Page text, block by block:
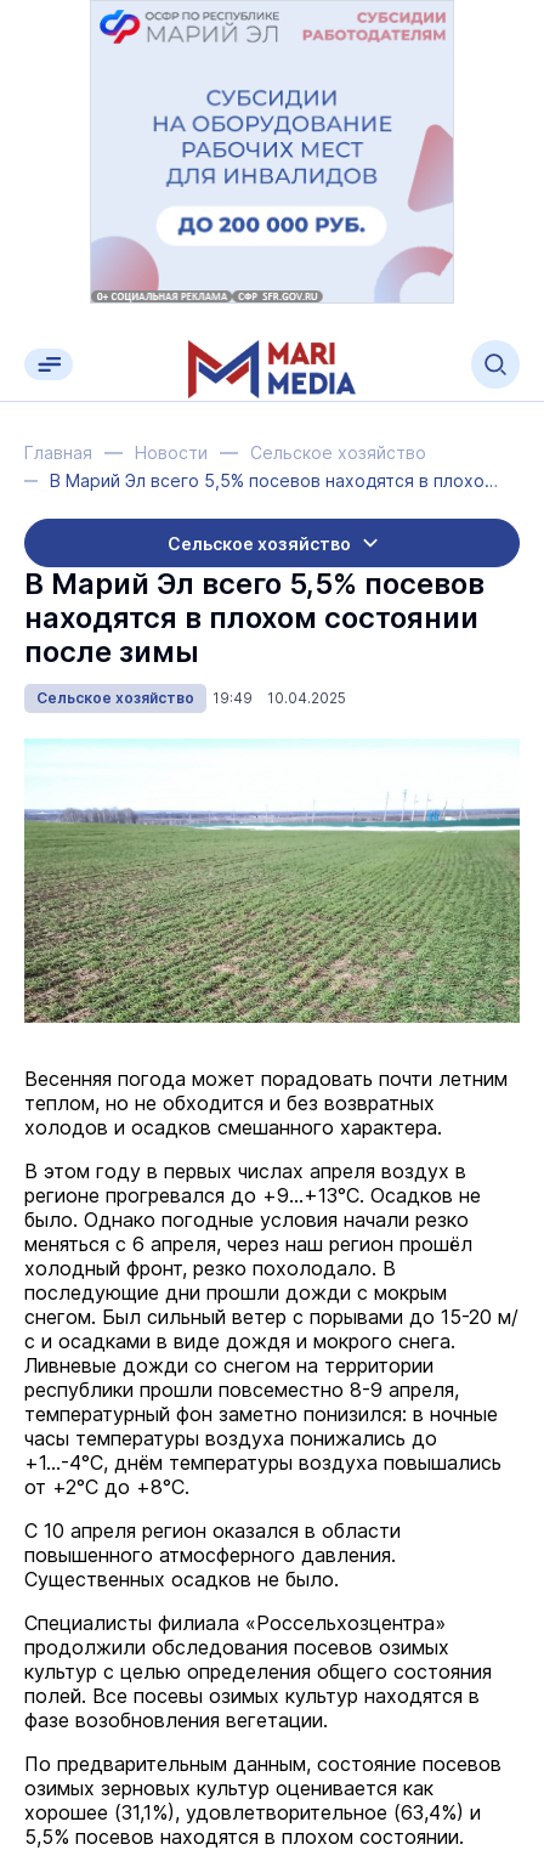
Главная Новости
Сельское хозяйство
В Марий Эл всего 5,5% посевов находятся в плохом состоянии после зимы
Сельское хозяйство
В Марий Эл всего 5,5% посевов
находятся в плохом состоянии
после зимы
Сельское хозяйство 19:49 10.04.2025
Весенняя погода может порадовать почти летним
теплом, но не обходится и без возвратных
холодов и осадков смешанного характера.
В этом году в первых числах апреля воздух в
регионе прогревался до +9...+13°С. Осадков не
было. Однако погодные условия начали резко
меняться с 6 апреля, через наш регион прошёл
холодный фронт, резко похолодало. В
последующие дни прошли дожди с мокрым
снегом. Был сильный ветер с порывами до 15-20 м/
с и осадками в виде дождя и мокрого снега.
Ливневые дожди со снегом на территории
республики прошли повсеместно 8-9 апреля,
температурный фон заметно понизился: в ночные
часы температуры воздуха понижались до
+1...-4°С, днём температуры воздуха повышались
от +2°С до +8°С.
С 10 апреля регион оказался в области
повышенного атмосферного давления.
Существенных осадков не было.
Специалисты филиала «Россельхозцентра»
продолжили обследования посевов озимых
культур с целью определения общего состояния
полей. Все посевы озимых культур находятся в
фазе возобновления вегетации.
По предварительным данным, состояние посевов
озимых зерновых культур оценивается как
хорошее (31,1%), удовлетворительное (63,4%) и
5,5% посевов находятся в плохом состоянии.